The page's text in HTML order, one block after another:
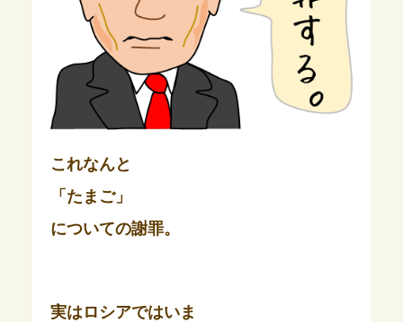
これなんと
「たまご」
についての謝罪。
実はロシアではいま